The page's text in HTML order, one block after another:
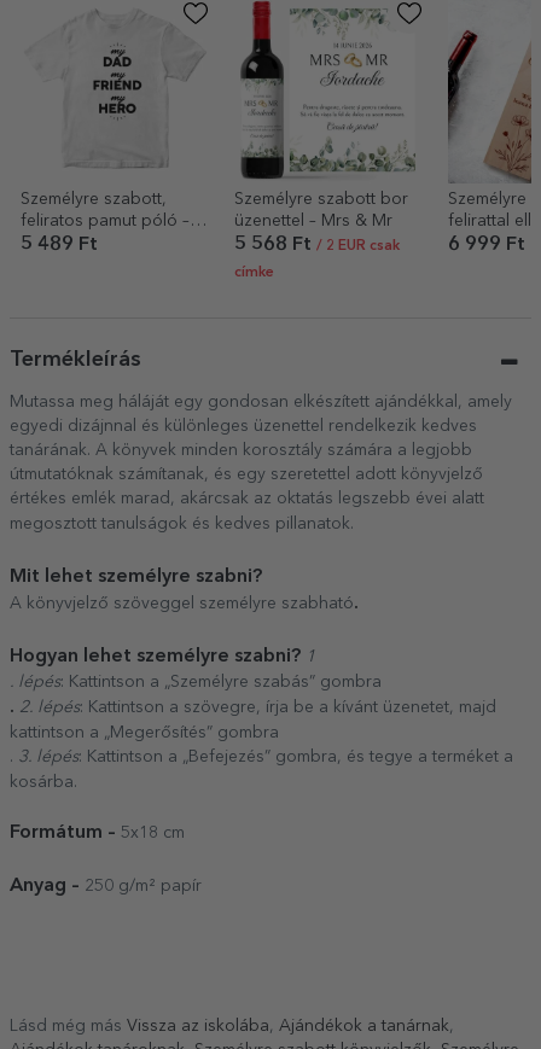
Személyre szabott,
feliratos pamut póló –
My person
5 489 Ft
Személyre szabott bor
üzenettel – Mrs & Mr
5 568 Ft / 2 EUR csak
címke
Személyre
felirattal
6 999 Ft
Termékleírás
Mutassa meg háláját egy gondosan elkészített ajándékkal, amely
egyedi dizájnnal és különleges üzenettel rendelkezik kedves
tanárának. A könyvek minden korosztály számára a legjobb
útmutatóknak számítanak, és egy szeretettel adott könyvjelző
értékes emlék marad, akárcsak az oktatás legszebb évei alatt
megosztott tanulságok és kedves pillanatok.
Mit lehet személyre szabni?
A könyvjelző szöveggel személyre szabható.
Hogyan lehet személyre szabni? 1
. lépés: Kattintson a „Személyre szabás” gombra
. 2. lépés: Kattintson a szövegre, írja be a kívánt üzenetet, majd
kattintson a „Megerősítés” gombra
. 3. lépés: Kattintson a „Befejezés” gombra, és tegye a terméket a
kosárba.
Formátum – 5x18 cm
Anyag – 250 g/m² papír
Lásd még más Vissza az iskolába, Ajándékok a tanárnak,